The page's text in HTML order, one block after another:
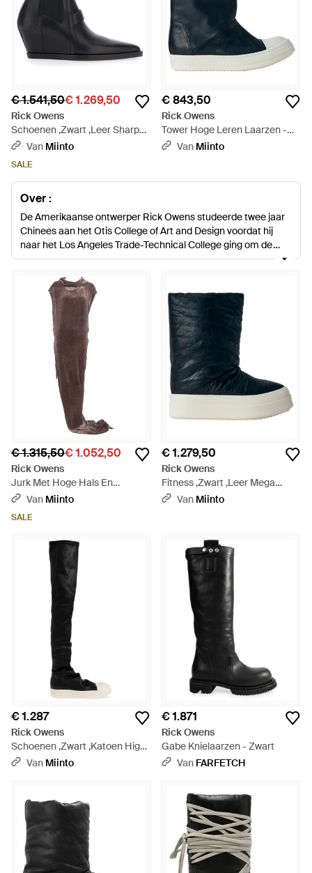
€ 1.541,50€ 1.269,50
Rick Owens
Schoenen ,Zwart ,Leer Sharp
Wedge Sliver - Zwart
Van Miinto
SALE
€ 843,50
Rick Owens
Tower Hoge Leren Laarzen -
Blauw
Van Miinto
Over :
De Amerikaanse ontwerper Rick Owens studeerde twee jaar
Chinees aan het Otis College of Art and Design voordat hij
naar het Los Angeles Trade-Technical College ging om de
kunst van het patroonontwerp te leren. In 1994 richtte hij zijn
toen zij gefotografeerd werd met een stuk uit zijn collectie.
Sindsdien heeft de ontwerper talloze onderscheidingen voor
zijn werk gekregen, waaronder de CFDA Emerging Talent
Award in 2002. Rick Owens-laarzen zijn een modekeuze
waarmee je het komende seizoen niet verkeerd kunt zitten.
Opvallende ontwerpen met sleehak, chique en toch
ingetogen enkellaarsjes en overknee-stijlen zijn slechts een
paar van de hoogtepunten uit deze collectie. Laat een frisse
wind door je garderobe waaien met deze uitzonderlijke
selectie laarzen van Rick Owens.
€ 1.315,50€ 1.052,50
Rick Owens
Jurk Met Hoge Hals En
Draperie - Bruin
Van Miinto
SALE
€ 1.279,50
Rick Owens
Fitness ,Zwart ,Leer Mega
Bumper Lunar Boots - Blauw
Van Miinto
€ 1.287
Rick Owens
Schoenen ,Zwart ,Katoen High
Stocking Sneaks Boots - Zwart
Van Miinto
€ 1.871
Rick Owens
Gabe Knielaarzen - Zwart
Van FARFETCH